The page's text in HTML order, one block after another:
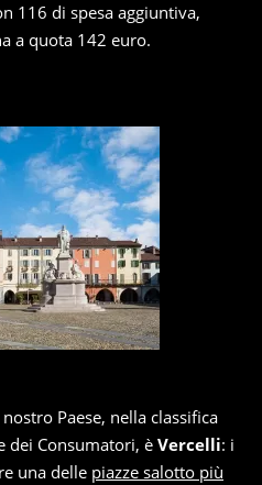
116 di spesa aggiuntiva,
a quota 142 euro.
Paese, nella classifica
dei Consumatori, è Vercelli: i
una delle piazze salotto più